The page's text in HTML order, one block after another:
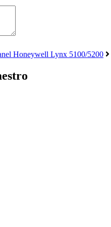
Honeywell Lynx 5100/5200